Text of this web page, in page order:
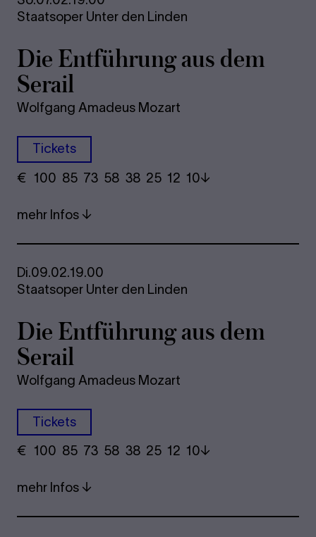
Staatsoper Unter den Linden
Die Ent­füh­rung aus dem
Se­rail
Wolfgang Amadeus Mozart
Tickets
€ ​ 100 85 73​ 58 38 25​ 12 10
mehr Infos
Di.09.02.19.00
Staatsoper Unter den Linden
Die Ent­füh­rung aus dem
Se­rail
Wolfgang Amadeus Mozart
Tickets
€ ​ 100 85 73​ 58 38 25​ 12 10
mehr Infos